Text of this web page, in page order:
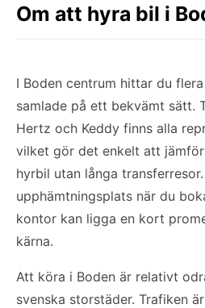
Om att hyra bil i
I Boden centrum hittar du
samlade på ett bekvämt sätt.
Hertz och Keddy finns alla
vilket gör det enkelt att
hyrbil utan långa
upphämtningsplats när du
kontor kan ligga en kort
kärna.
Att köra i Boden är relativt
svenska storstäder. Trafiken